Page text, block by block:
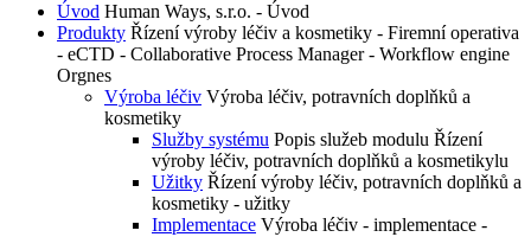
Úvod Human Ways, s.r.o. - Úvod
Produkty Řízení výroby léčiv a kosmetiky - Firemní operativa
- eCTD - Collaborative Process Manager - Workflow engine
Orgnes
Výroba léčiv Výroba léčiv, potravních doplňků a
kosmetiky
Služby systému Popis služeb modulu Řízení
výroby léčiv, potravních doplňků a kosmetikylu
Užitky Řízení výroby léčiv, potravních doplňků a
kosmetiky - užitky
Implementace Výroba léčiv - implementace -